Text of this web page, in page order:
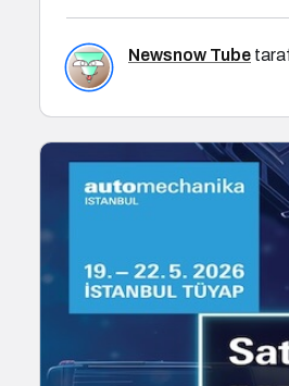
Newsnow Tube